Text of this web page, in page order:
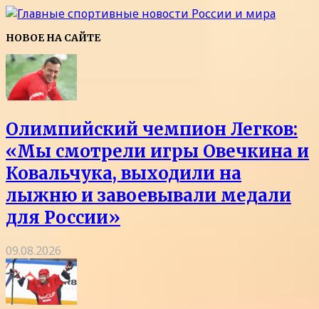
НОВОЕ НА САЙТЕ
Олимпийский чемпион Легков:
«Мы смотрели игры Овечкина и
Ковальчука, выходили на
лыжню и завоевывали медали
для России»
09.08.2026